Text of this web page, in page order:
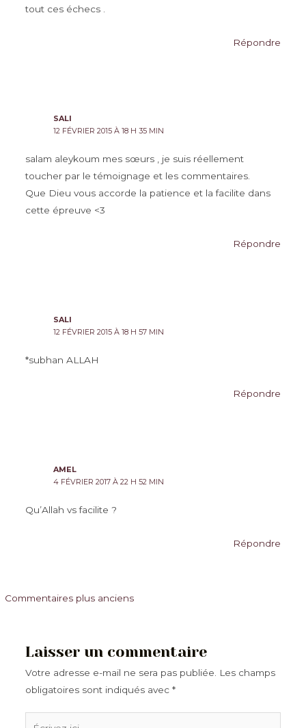
tout ces échecs .
Répondre
SALI
12 FÉVRIER 2015 À 18 H 35 MIN
salam aleykoum mes sœurs , je suis réellement
toucher par le témoignage et les commentaires.
Que Dieu vous accorde la patience et la facilite dans
cette épreuve <3
Répondre
SALI
12 FÉVRIER 2015 À 18 H 57 MIN
*subhan ALLAH
Répondre
AMEL
4 FÉVRIER 2017 À 22 H 52 MIN
Qu’Allah vs facilite ?
Répondre
Commentaires
récents
Commentaires plus anciens
Laisser un commentaire
Votre adresse e-mail ne sera pas publiée.
Les champs
obligatoires sont indiqués avec *